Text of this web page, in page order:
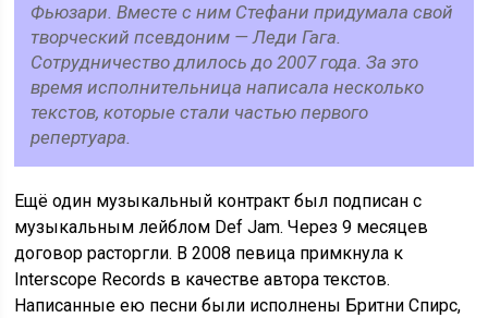
Фьюзари. Вместе с ним Стефани придумала свой
творческий псевдоним — Леди Гага.
Сотрудничество длилось до 2007 года. За это
время исполнительница написала несколько
текстов, которые стали частью первого
репертуара.
Ещё один музыкальный контракт был подписан с
музыкальным лейблом Def Jam. Через 9 месяцев
договор расторгли. В 2008 певица примкнула к
Interscope Records в качестве автора текстов.
Написанные ею песни были исполнены Бритни Спирс,